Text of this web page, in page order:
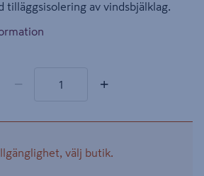
av vindsbjälklag.
− +
välj butik.